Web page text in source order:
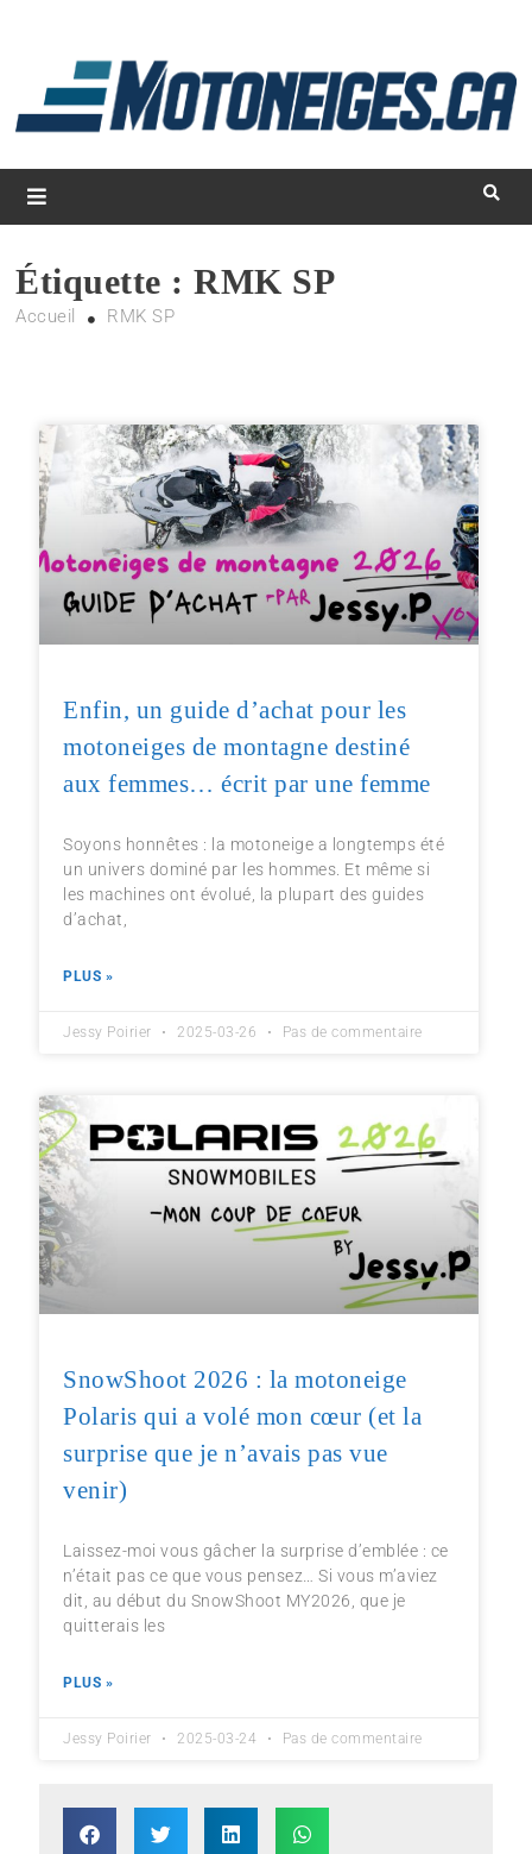
Magazine Motoneiges.ca
Étiquette :RMK SP
Accueil RMK SP
Enfin, un guide d’achat pour les
motoneiges de montagne destiné
aux femmes… écrit par une femme
Soyons honnêtes : la motoneige a longtemps été
un univers dominé par les hommes. Et même si
les machines ont évolué, la plupart des guides
d’achat,
PLUS »
Jessy Poirier 2025-03-26 Pas de commentaire
SnowShoot 2026 : la motoneige
Polaris qui a volé mon cœur (et la
surprise que je n’avais pas vue
venir)
Laissez-moi vous gâcher la surprise d’emblée : ce
n’était pas ce que vous pensez… Si vous m’aviez
dit, au début du SnowShoot MY2026, que je
quitterais les
PLUS »
Jessy Poirier 2025-03-24 Pas de commentaire